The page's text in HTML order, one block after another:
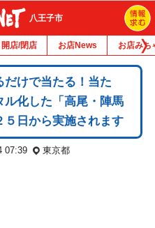
八王子市
開店/閉店 お店News お店みち
だけで当たる！当た
ル化した「高尾・陣馬
５日から実施されます
07:39 東京都